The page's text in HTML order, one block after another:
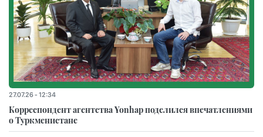
27.07.26 - 12:34
Корреспондент агентства Yonhap поделился впечатлениями
о Туркменистане